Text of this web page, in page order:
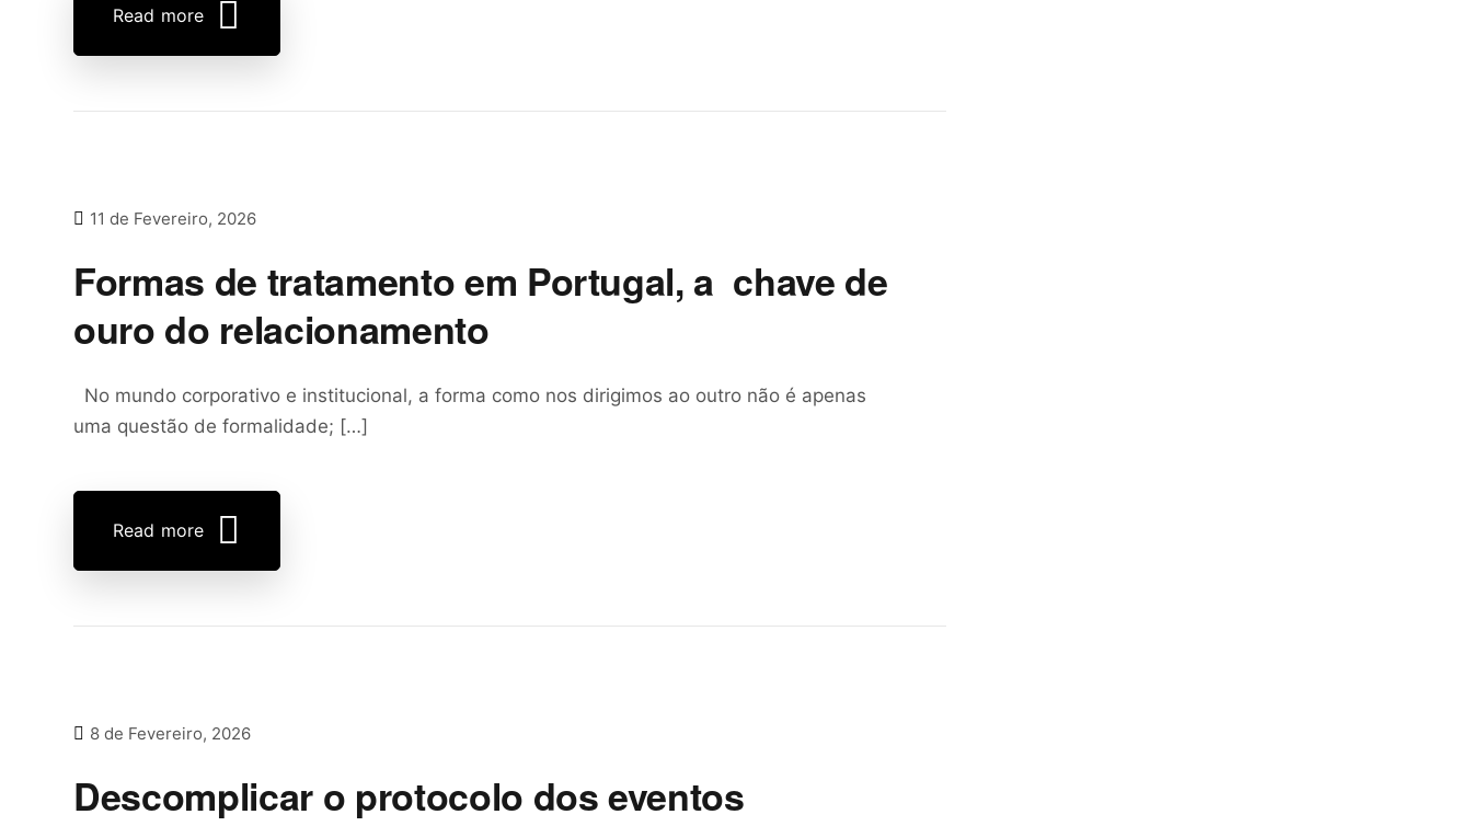
Read more
11 de Fevereiro, 2026
Formas de tratamento em Portugal, a chave de
ouro do relacionamento
No mundo corporativo e institucional, a forma como nos dirigimos ao outro não é apenas
uma questão de formalidade; […]
Read more
8 de Fevereiro, 2026
Descomplicar o protocolo dos eventos